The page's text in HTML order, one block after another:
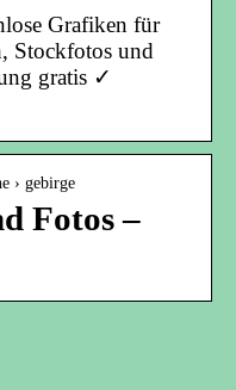
Grafiken für
Stockfotos und
gratis ✓
› gebirge
Fotos –